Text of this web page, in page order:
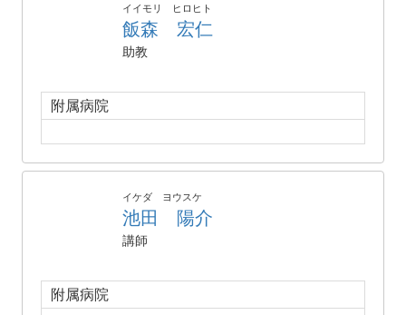
イイモリ ヒロヒト
飯森 宏仁
助教
附属病院
イケダ ヨウスケ
池田 陽介
講師
附属病院